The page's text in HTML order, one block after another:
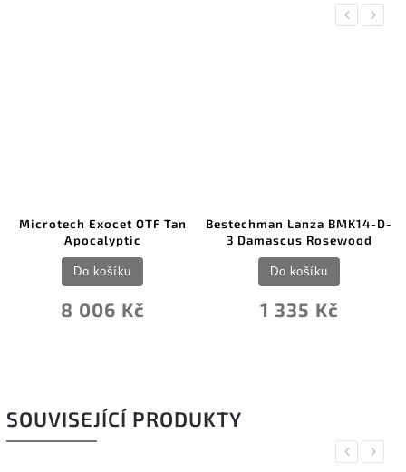
Previous
Microtech Exocet OTF Tan
Apocalyptic
8 006 Kč
Do košíku
Bestechman Lanza BMK14-D-
3 Damascus Rosewood
1 335 Kč
Do košíku
Next
SOUVISEJÍCÍ PRODUKTY
Previous
Next